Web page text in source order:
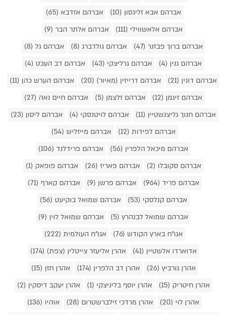
אברהם אבא זליגסון (10)
אברהם אזדבא (65)
אברהם אלאשווילי (111)
אברהם אלתר הבר (9)
אברהם ברוך פבזנר (47)
אברהם גולדברג (8)
אברהם גל (8)
אברהם גנין (4)
אברהם גרליצקי (43)
אברהם דב העכט (4)
אברהם דונין (21)
אברהם דרייזין (מאיור) (20)
אברהם הערש כהן (11)
אברהם זיגמן (12)
אברהם זלצמן (5)
אברהם חיים נאה (27)
אברהם חנוך גליצנשטיין (11)
אברהם לויטנסקי (4)
אברהם ליסון (23)
אברהם לפידות (12)
אברהם מייזליש (54)
אברהם מיכאל הלפרין (56)
אברהם פרידלנד (106)
אברהם סקובלו (2)
אברהם פאריז (26)
אברהם פופאק (1)
אברהם פריד (964)
אברהם פרשן (9)
אברהם קארף (71)
אברהם קנלסקי (53)
אברהם שמואל בוקיעט (56)
אברהם שמואל לבנהרץ (5)
אברהם שמואל לוין (9)
אגו"ח בארץ הקודש (76)
אגו"ח העולמית (222)
אדוארדו אלשטיין (41)
אהרן אליעזר צייטלין (צפת) (174)
אהרן גורביץ (26)
אהרן דב הלפרין (174)
אהרן חזן (15)
אהרן חיטריק (15)
אהרן יוסף בליניצקי (1)
אהרן יעקב דיסקין (2)
אהרן לוי (20)
אהרן מרדכי זילברשטרום (28)
אוהיו (136)